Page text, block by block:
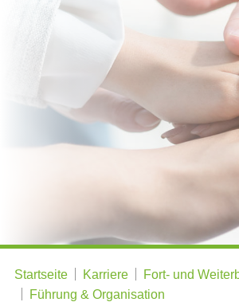
Startseite Karriere
Fort- und
Führung & Organisation